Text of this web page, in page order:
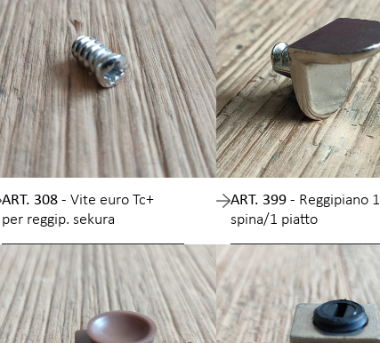
ART. 308 - Vite euro Tc+
per reggip. sekura
ART. 399 - Reggipiano 1
spina/1 piatto